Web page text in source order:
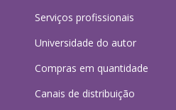
Serviços profissionais
Universidade do autor
Compras em quantidade
Canais de distribuição